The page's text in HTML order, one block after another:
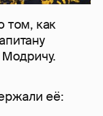
том, как
её: